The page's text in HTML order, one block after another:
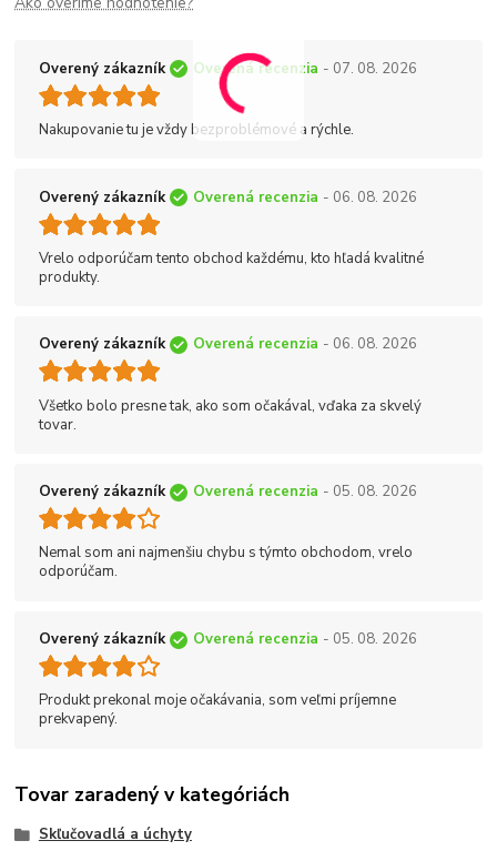
Overený zákazník Overená recenzia - 07. 08. 2026
Nakupovanie tu je vždy bezproblémové a rýchle.
Overený zákazník Overená recenzia - 06. 08. 2026
Vrelo odporúčam tento obchod každému, kto hľadá kvalitné
produkty.
Overený zákazník Overená recenzia - 06. 08. 2026
Všetko bolo presne tak, ako som očakával, vďaka za skvelý
tovar.
Overený zákazník Overená recenzia - 05. 08. 2026
Nemal som ani najmenšiu chybu s týmto obchodom, vrelo
odporúčam.
Overený zákazník Overená recenzia - 05. 08. 2026
Produkt prekonal moje očakávania, som veľmi príjemne
prekvapený.
Tovar zaradený v kategóriách
Skľučovadlá a úchyty